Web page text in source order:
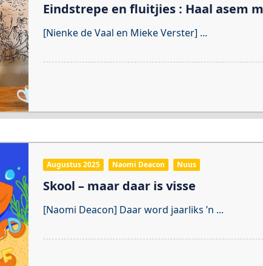
Eindstrepe en fluitjies : Haal asem
[Nienke de Vaal en Mieke Verster] ...
Augustus 2025 Naomi Deacon Nuus
Skool – maar daar is visse
[Naomi Deacon] Daar word jaarliks ’n ...